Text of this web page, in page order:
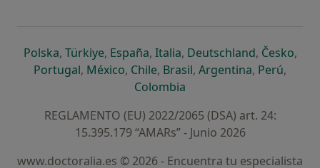
Polskase abre en una nueva pestaña
, Türkiyese abre en una nueva pestaña
, Españase abre en una nueva pestaña
, Italiase abre en una nueva
, Deutschlandse abre en
, Českose
,
Portugalse abre en una nueva pestaña
, Méxicose abre en una nueva pestaña
, Chilese abre en una nueva pestaña
, Brasilse abre en una nueva
, Argentinase abre en
, Perúse
,
Colombia
REGLAMENTO (EU) 2022/2065 (DSA) art. 24:
15.395.179 “AMARs” - Junio 2026
www.doctoralia.es © 2026 - Encuentra tu especialista